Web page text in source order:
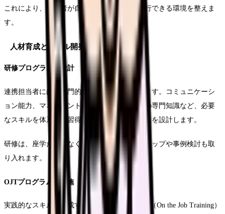
これにより、担当者が自信を持って業務を遂行できる環境を整えま
す。
人材育成とスキル開発
研修プログラムの設計
連携担当者には、専門的なスキルが求められます。コミュニケーシ
ョン能力、マネジメントスキル、医療・介護の専門知識など、必要
なスキルを体系的に習得できる研修プログラムを設計します。
研修は、座学だけでなく、実践的なワークショップや事例検討も取
り入れます。
OJTプログラムの実施
実践的なスキルを育成するため、計画的なOJT（On the Job Training）